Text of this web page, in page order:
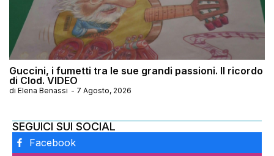
Guccini, i fumetti tra le sue grandi passioni. Il ricordo
di Clod. VIDEO
di Elena Benassi - 7 Agosto, 2026
SEGUICI SUI SOCIAL
Facebook